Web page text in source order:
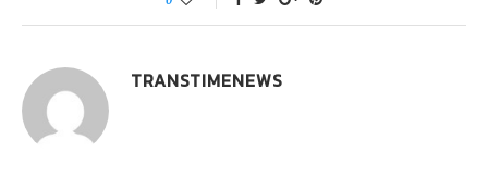
TRANSTIMENEWS